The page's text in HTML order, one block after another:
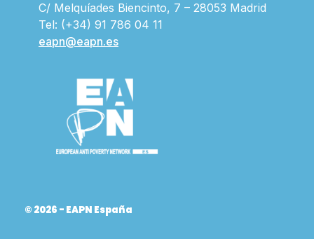
C/ Melquíades Biencinto, 7 – 28053 Madrid
Tel: (+34) 91 786 04 11
eapn@eapn.es
© 2026 - EAPN España